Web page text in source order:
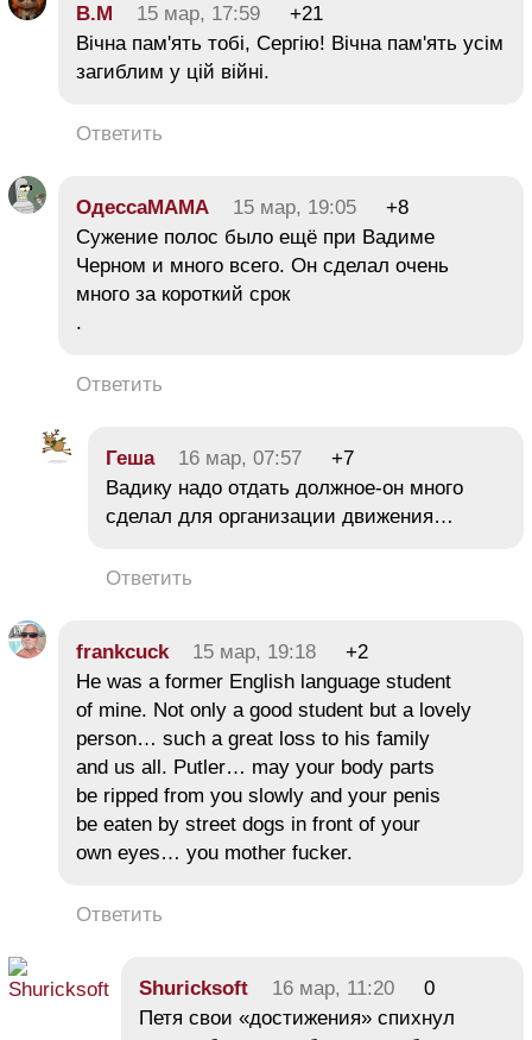
В.М 15 мар, 17:59
+21
Вічна пам'ять тобі, Сергію! Вічна пам'ять усім
загиблим у цій війні.
Ответить
ОдессаМАМА 15 мар, 19:05
+8
Сужение полос было ещё при Вадиме
Черном и много всего. Он сделал очень
много за короткий срок
.
Ответить
Геша 16 мар, 07:57
+7
Вадику надо отдать должное-он много
сделал для организации движения…
Ответить
frankcuck 15 мар, 19:18
+2
He was a former English language student
of mine. Not only a good student but a lovely
person… such a great loss to his family
and us all. Putler… may your body parts
be ripped from you slowly and your penis
be eaten by street dogs in front of your
own eyes… you mother fucker.
Ответить
Shuricksoft 16 мар, 11:20
0
Петя свои «достижения» спихнул